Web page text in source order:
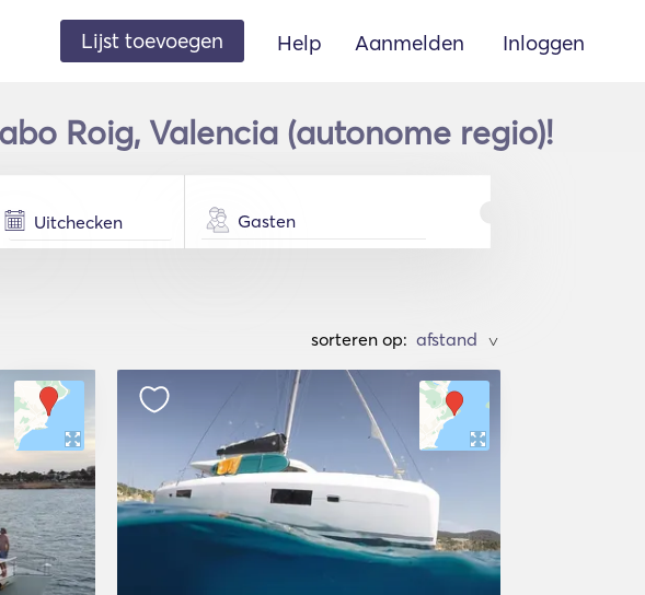
Lijst toevoegen Help Aanmelden Inloggen
Roig, Valencia (autonome regio)!
Gasten
sorteren op: >